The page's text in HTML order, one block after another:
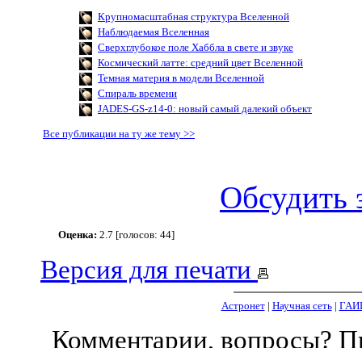
Крупномасштабная структура Вселенной
Наблюдаемая Вселенная
Сверхглубокое поле Хаббла в свете и звуке
Космический латте: средний цвет Вселенной
Темная материя в модели Вселенной
Спираль времени
JADES-GS-z14-0: новый самый далекий объект
Все публикации на ту же тему >>
Обсудить
Оценка: 2.7 [голосов: 44]
Версия для печати
Астронет| Научная сеть|
Комментарии, вопросы?